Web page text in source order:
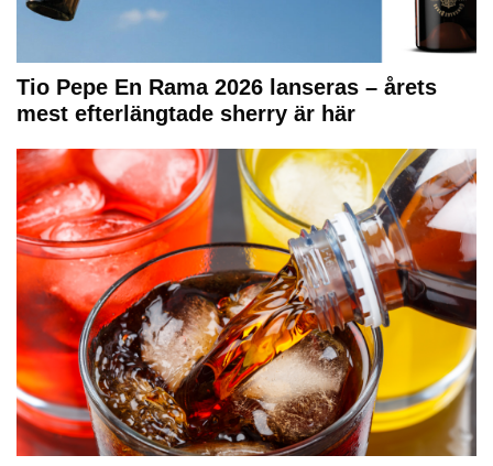
Tio Pepe En Rama 2026 lanseras – årets
mest efterlängtade sherry är här